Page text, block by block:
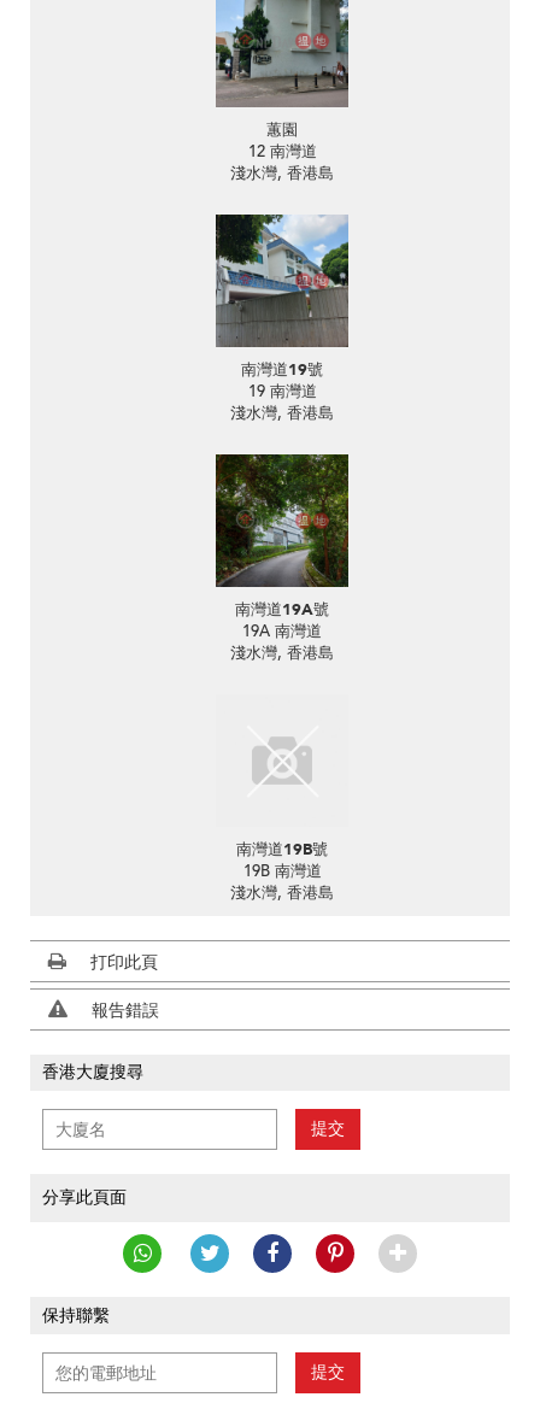
蕙園
12 南灣道
淺水灣, 香港島
南灣道19號
19 南灣道
淺水灣, 香港島
南灣道19A號
19A 南灣道
淺水灣, 香港島
南灣道19B號
19B 南灣道
淺水灣, 香港島
打印此頁
報告錯誤
香港大廈搜尋
提交
分享此頁面
保持聯繫
提交